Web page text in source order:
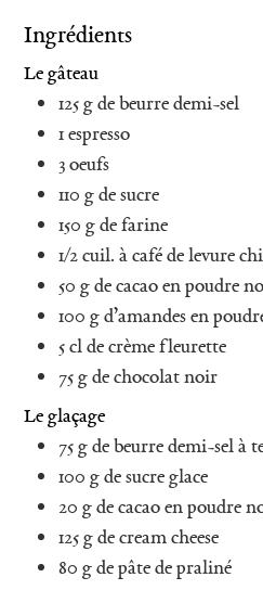
Ingrédients
Le gâteau
125gde beurre demi-sel
1espresso
3oeufs
110 gde sucre
150 gde farine
1/2cuil. à café de levure
50 gde cacao en poudre
100 gd’amandes en
5clde crème fleurette
75gde chocolat noir
Le glaçage
75gde beurre demi-sel à
100 gde sucre glace
20 gde cacao en poudre
125gde cream cheese
80 gde pâte de praliné